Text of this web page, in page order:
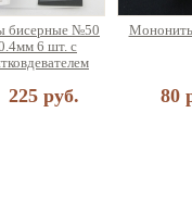
бисерные №50
6 шт. с
225 руб. 80